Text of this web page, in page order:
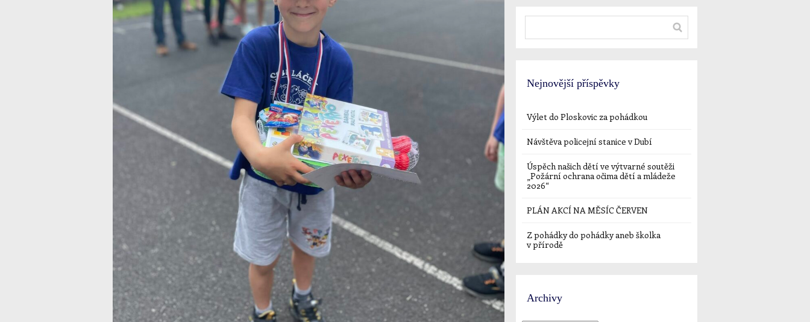
Nejnovější příspěvky
Výlet do Ploskovic za pohádkou
Návštěva policejní stanice v Dubí
Úspěch našich dětí ve výtvarné soutěži
„Požární ochrana očima dětí a mládeže
2026“
PLÁN AKCÍ NA MĚSÍC ČERVEN
Z pohádky do pohádky aneb školka
v přírodě
Archivy